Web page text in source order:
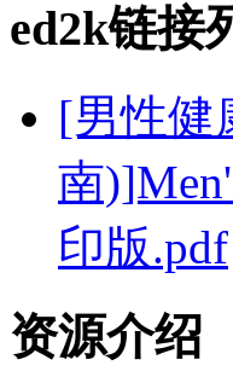
ed2k链接
[男性健
南
印版.pdf
资源介绍